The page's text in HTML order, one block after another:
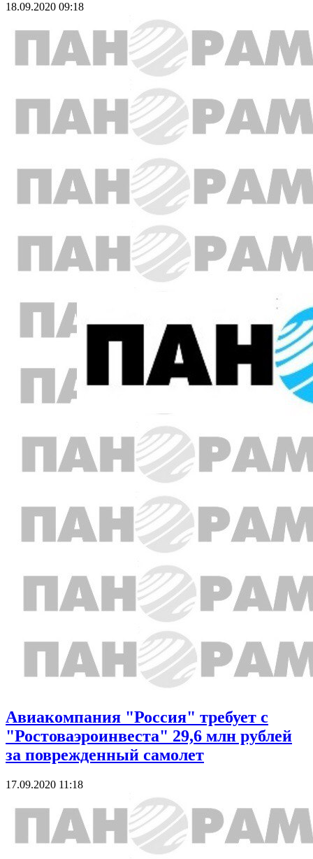
18.09.2020 09:18
Авиакомпания "Россия" требует с
"Ростоваэроинвеста" 29,6 млн рублей
за поврежденный самолет
17.09.2020 11:18